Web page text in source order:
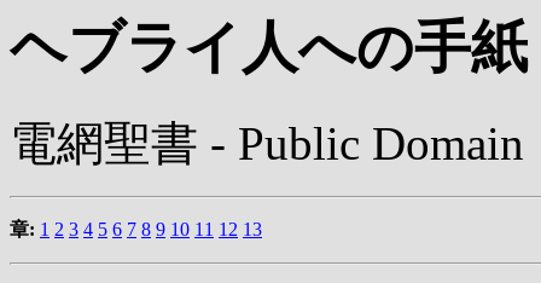
ヘブライ人への手紙
電網聖書 - Public Domain
章: 1 2 3 4 5 6 7 8 9 10 11 12 13